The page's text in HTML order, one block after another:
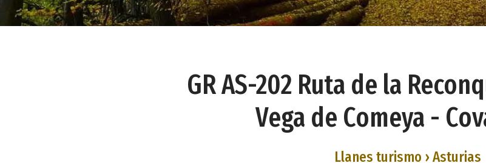
GR AS-202 Ruta de la
Vega de Comeya -
Llanes turismo › Asturias